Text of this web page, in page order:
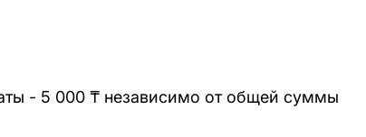
- 5 000 ₸ независимо от общей суммы